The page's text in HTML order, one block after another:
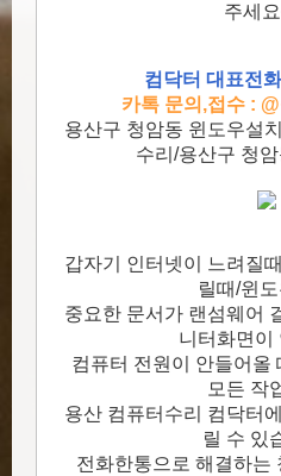
주세
컴닥터 대표전
카톡 문의,접수 :
용산구 청암동 윈도우설
수리/용산구 청
갑자기 인터넷이 느려질
릴때/윈도
중요한 문서가 랜섬웨어
니터화면이
컴퓨터 전원이 안들어올
모든 작
용산 컴퓨터수리 컴닥터
릴 수 있
전화한통으로 해결하는